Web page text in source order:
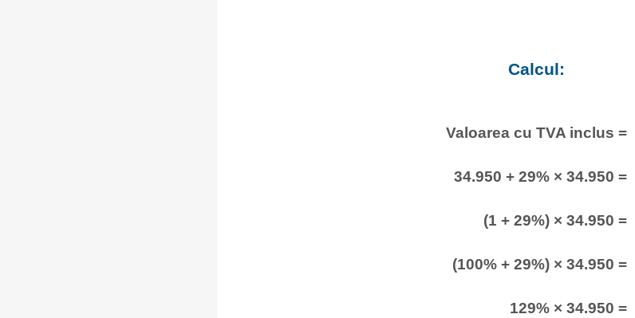
Calcul:
Valoarea cu TVA inclus =
34.950 + 29% × 34.950 =
(1 + 29%) × 34.950 =
(100% + 29%) × 34.950 =
129% × 34.950 =